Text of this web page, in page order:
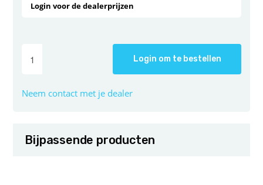
Login voor de dealerprijzen
Login om te bestellen
Neem contact met je dealer
Bijpassende producten